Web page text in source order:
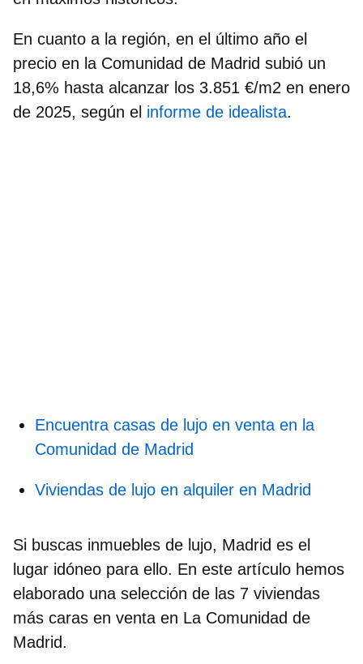
En cuanto a la región, en el último año el
precio en la Comunidad de Madrid subió un
18,6% hasta alcanzar los 3.851 €/m2 en enero
de 2025, según el informe de idealista.
Encuentra casas de lujo en venta en la
Comunidad de Madrid
Viviendas de lujo en alquiler en Madrid
Si buscas inmuebles de lujo, Madrid es el
lugar idóneo para ello. En este artículo hemos
elaborado una selección de las 7 viviendas
más caras en venta en La Comunidad de
Madrid.